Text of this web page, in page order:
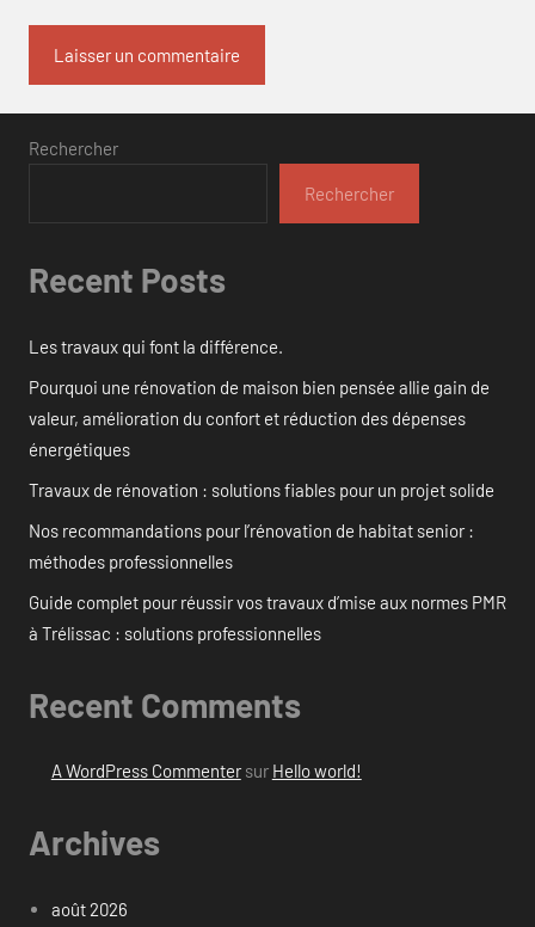
Rechercher
Rechercher
Recent Posts
Les travaux qui font la différence.
Pourquoi une rénovation de maison bien pensée allie gain de
valeur, amélioration du confort et réduction des dépenses
énergétiques
Travaux de rénovation : solutions fiables pour un projet solide
Nos recommandations pour l’rénovation de habitat senior :
méthodes professionnelles
Guide complet pour réussir vos travaux d’mise aux normes PMR
à Trélissac : solutions professionnelles
Recent Comments
A WordPress Commentersur Hello world!
Archives
août 2026